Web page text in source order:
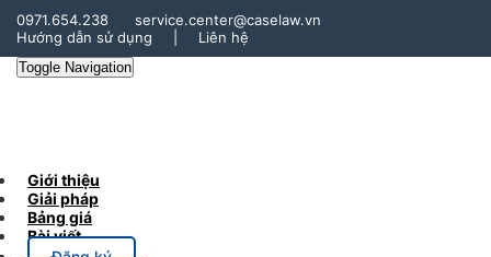
0971.654.238
service.center@caselaw.vn
Hướng dẫn sử dụng
Liên hệ
Toggle Navigation
Giới thiệu
Giải pháp
Bảng giá
Bài viết